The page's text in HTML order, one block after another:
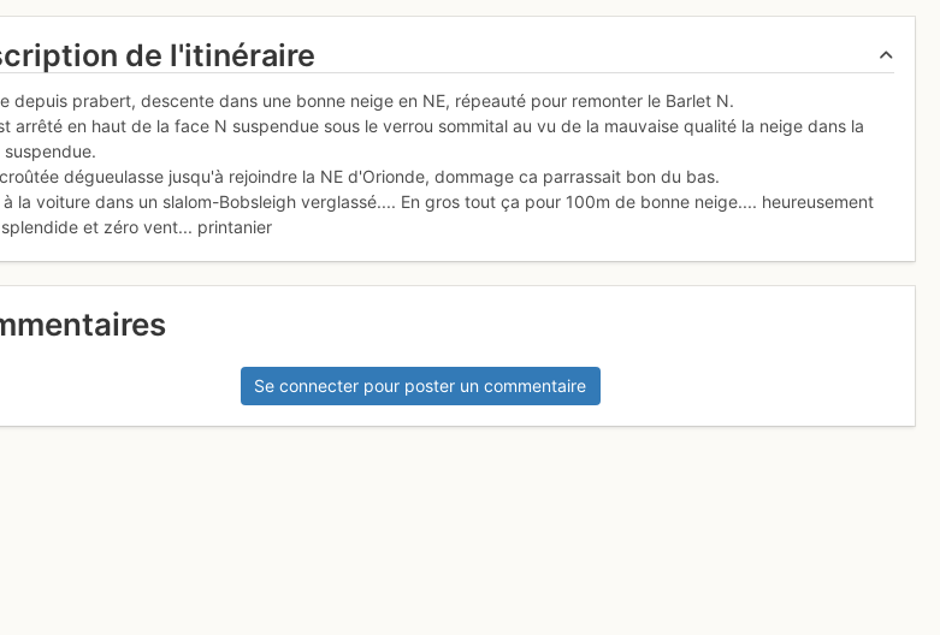
de l'itinéraire
depuis prabert, descente dans une bonne neige en NE, répeauté pour remonter le Barlet N.
arrêté en haut de la face N suspendue sous le verrou sommital au vu de la mauvaise qualité la neige dans la
dégueulasse jusqu'à rejoindre la NE d'Orionde, dommage ca parrassait bon du bas.
à la voiture dans un slalom-Bobsleigh verglassé.... En gros tout ça pour 100m de bonne neige.... heureusement
et zéro vent... printanier
Se connecter pour poster un commentaire